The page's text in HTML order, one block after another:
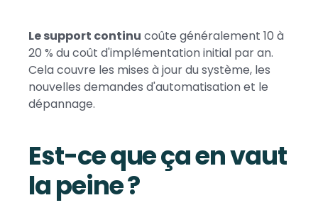
Le support continu coûte généralement 10 à
20 % du coût d'implémentation initial par an.
Cela couvre les mises à jour du système, les
nouvelles demandes d'automatisation et le
dépannage.
Est-ce que ça en vaut
la peine ?